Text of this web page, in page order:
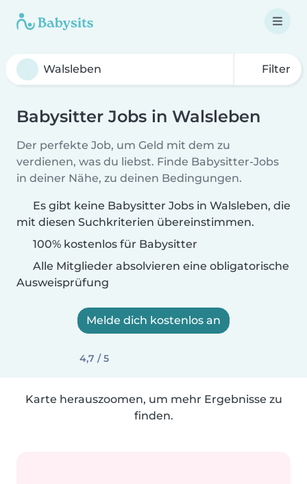
Filter
Babysitter Jobs in Walsleben
Der perfekte Job, um Geld mit dem zu
verdienen, was du liebst. Finde Babysitter-Jobs
in deiner Nähe, zu deinen Bedingungen.
Es gibt keine Babysitter Jobs in Walsleben, die
mit diesen Suchkriterien übereinstimmen.
100% kostenlos für Babysitter
Alle Mitglieder absolvieren eine obligatorische
Ausweisprüfung
Melde dich kostenlos an
4,7 / 5
Karte herauszoomen, um mehr Ergebnisse zu
finden.